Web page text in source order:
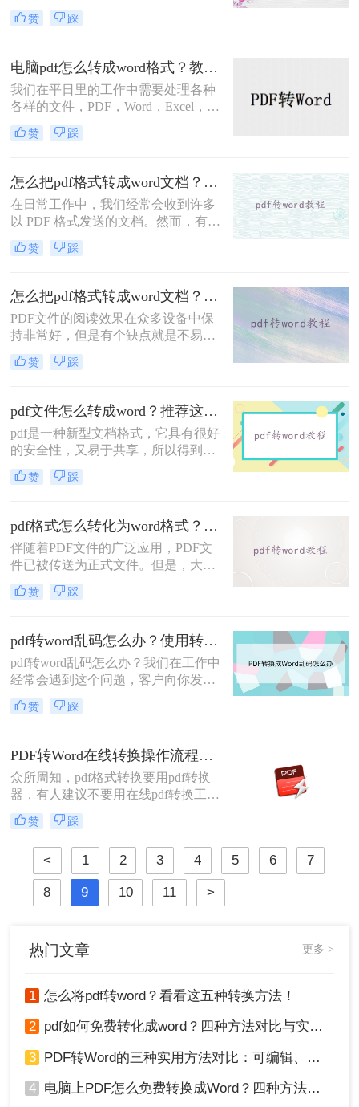
而，有时我们需要将PDF文件转换成
Word文档以方便编辑和修改。随着技
换工具来实现这一目标。那么，PDF
怎么转成word不变格式呢?接下来，
让我们一起去了解一下吧!
赞 踩
电脑pdf怎么转成word格式？教你二个免费方法！
我们在平日里的工作中需要处理各种
各样的文件，PDF，Word，Excel，
PPT多多少少都有用到，各种的工作
内容需要用到不同的工具，在一些的
式，很多初入职场的小伙伴不清楚电
脑pdf怎么转成word格式，那么小编下
面就来分享二个免费转换方法，一起
来看看吧。
赞 踩
怎么把pdf格式转成word文档？你可以试着这样转换~
在日常工作中，我们经常会收到许多
以 PDF 格式发送的文档。然而，有时
候我们需要编辑 PDF 文件中的内容，
而 PDF 文件并不是一个易于编辑的格
成 Word 文档是非常必要的。转换
PDF 文件成 Word 文档的方法有很
多，以下是怎么把pdf格式转成word文
档方法。
赞 踩
怎么把pdf格式转成word文档？教你一种简单好用的转换方法！
PDF文件的阅读效果在众多设备中保
持非常好，但是有个缺点就是不易编
辑，有些不想被别人编辑内容的朋友
呢，就喜欢把文档做成PDF格式的，
过，当你办公整理资料的时候需要将
文档内容复制下来，接到都是PDF格
式的文档，那就很心累了。这时候就
需要把pdf格式转成word文档了，那么
怎么把pdf格式转成word文档呢？下面
讲讲在线转换方法。
赞 踩
pdf文件怎么转成word？推荐这二种方法！
pdf是一种新型文档格式，它具有很好
的安全性，又易于共享，所以得到了
广泛的应用。我们认可它的优点，同
时也要接受它的缺点，比如说pdf不是
法，有人说可以把pdf转换成word。下
面我们先来看看pdf文件怎么转成word
方法。
赞 踩
pdf格式怎么转化为word格式？教大家几个转换方法！
伴随着PDF文件的广泛应用，PDF文
件已被传送为正式文件。但是，大多
数人仍然偏爱使用Word进行编辑，无
法处理手边的PDF文件。pdf格式怎么
就为大家解答。在小编通过几个在小
编实践中将PDF转化为Word文档的方
法之后，给大家整理了pdf转word的方
法。
赞 踩
pdf转word乱码怎么办？使用转转大师试一试！
pdf转word乱码怎么办？我们在工作中
经常会遇到这个问题，客户向你发来
PDF文件，但是我们要修改、复制文
字或者是要将里面的图片导出来，需
常会遇到的一个问题，那就是乱码和
排版混乱，这样处理起来也是十分的
麻烦。为什么会乱码呢？要怎样才不
会乱码？
赞 踩
PDF转Word在线转换操作流程：从上传到下载1分钟搞定！
众所周知，pdf格式转换要用pdf转换
器，有人建议不要用在线pdf转换工
具，认为存在一定风险，有可能泄露
文件内容。其实，只有你选择一款足
够专业，足够安全的pdf在线转换器，
这些问题都是可以避免的。下面小编
就给大家推荐一款，顺便看看pdf转
word在线转换怎么操作?
赞 踩
< 1 2 3 4 5 6 7
8 9 10 11 >
热门文章 更多 >
1 怎么将pdf转word？看看这五种转换方法！
2 pdf如何免费转化成word？四种方法对比与实操指南（附详细表格）
3 PDF转Word的三种实用方法对比：可编辑、保格式、避风险！
4 电脑上PDF怎么免费转换成Word？四种方法对比与实操指南（附详细表格）!